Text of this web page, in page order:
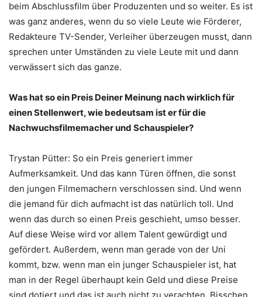
beim Abschlussfilm über Produzenten und so weiter. Es ist
was ganz anderes, wenn du so viele Leute wie Förderer,
Redakteure TV-Sender, Verleiher überzeugen musst, dann
sprechen unter Umständen zu viele Leute mit und dann
verwässert sich das ganze.
Was hat so ein Preis Deiner Meinung nach wirklich für
einen Stellenwert, wie bedeutsam ist er für die
Nachwuchsfilmemacher und Schauspieler?
Trystan Pütter: So ein Preis generiert immer
Aufmerksamkeit. Und das kann Türen öffnen, die sonst
den jungen Filmemachern verschlossen sind. Und wenn
die jemand für dich aufmacht ist das natürlich toll. Und
wenn das durch so einen Preis geschieht, umso besser.
Auf diese Weise wird vor allem Talent gewürdigt und
gefördert. Außerdem, wenn man gerade von der Uni
kommt, bzw. wenn man ein junger Schauspieler ist, hat
man in der Regel überhaupt kein Geld und diese Preise